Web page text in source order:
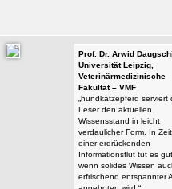
Prof. Dr. Arwid
Universität Leipzig,
Veterinärmedizinische
Fakultät – VMF
„hundkatzepferd serviert
Leser den aktuellen
Wissensstand in leicht
verdaulicher Form. In
einer erdrückenden
Informationsflut tut es gut,
wenn solides Wissen
erfrischend entspannter